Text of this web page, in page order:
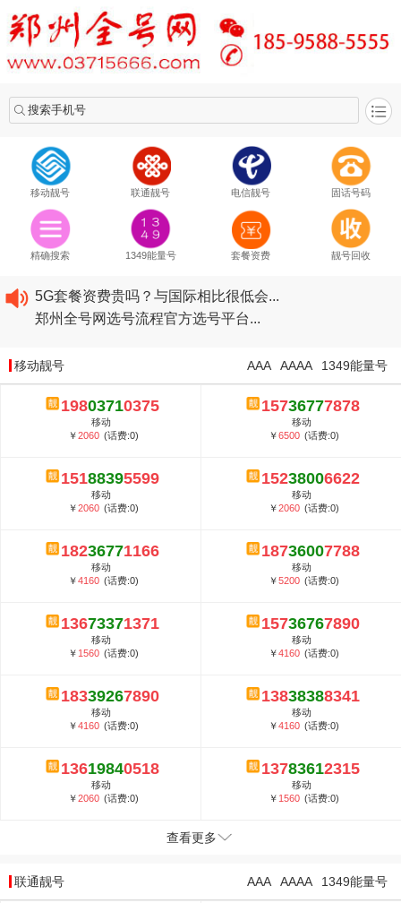
搜索手机号
移动靓号 联通靓号 电信靓号 固话号码
精确搜索 1349能量号 套餐资费 靓号回收
2020​移动最新套餐资费...
2020​联通最新套餐资费...
5G套餐资费贵吗？与国际相比很低会...
郑州全号网选号流程官方选号平台...
2020​联通最新套餐资费...
2020​电信最新套餐资费...
5G套餐资费贵吗？与国际相比很低会...
郑州全号网选号流程官方选号平台...
移动靓号 1349能量号
AAAA
AAA
19803710375
移动
￥2060 (话费:0)
15736777878
移动
￥6500 (话费:0)
15188395599
移动
￥2060 (话费:0)
15238006622
移动
￥2060 (话费:0)
18236771166
移动
￥4160 (话费:0)
18736007788
移动
￥5200 (话费:0)
13673371371
移动
￥ 1560 (话费:0)
15736767890
移动
￥4160 (话费:0)
18339267890
移动
￥4160 (话费:0)
13838388341
移动
￥4160 (话费:0)
13619840518
移动
￥2060 (话费:0)
13783612315
移动
￥ 1560 (话费:0)
查看更多
联通靓号 1349能量号
AAAA
AAA